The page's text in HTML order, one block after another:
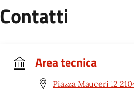
Contatti
Area tecnica
Piazza Mauceri 12